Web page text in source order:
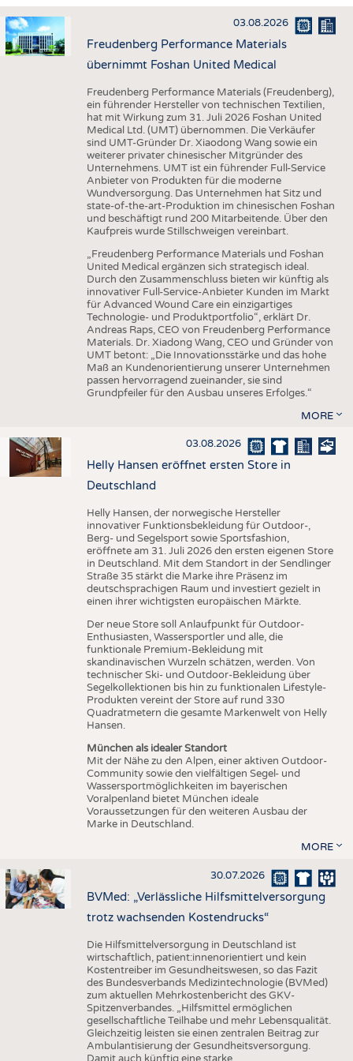
HAUS- UND HEIMTEXTILIEN
BEKLEIDUNG
TESTS
AUSSCHREIBUNGEN
DTV AUSSCHREIBUNGSDIENST
STATISTICS
DAUNENCHECK
ADRESSEN & LINKS
PUBLIKATIONEN
TERMINE
BRANCHENTERMINE
03.08.2026
Freudenberg Performance Materials
übernimmt Foshan United Medical
Freudenberg Performance Materials (Freudenberg),
ein führender Hersteller von technischen Textilien,
hat mit Wirkung zum 31. Juli 2026 Foshan United
Medical Ltd. (UMT) übernommen. Die Verkäufer
sind UMT-Gründer Dr. Xiaodong Wang sowie ein
weiterer privater chinesischer Mitgründer des
Unternehmens. UMT ist ein führender Full-Service
Anbieter von Produkten für die moderne
Wundversorgung. Das Unternehmen hat Sitz und
state-of-the-art-Produktion im chinesischen Foshan
und beschäftigt rund 200 Mitarbeitende. Über den
Kaufpreis wurde Stillschweigen vereinbart.
„Freudenberg Performance Materials und Foshan
United Medical ergänzen sich strategisch ideal.
Durch den Zusammenschluss bieten wir künftig als
innovativer Full-Service-Anbieter Kunden im Markt
für Advanced Wound Care ein einzigartiges
Technologie- und Produktportfolio“, erklärt Dr.
Andreas Raps, CEO von Freudenberg Performance
Materials. Dr. Xiadong Wang, CEO und Gründer von
UMT betont: „Die Innovationsstärke und das hohe
Maß an Kundenorientierung unserer Unternehmen
passen hervorragend zueinander, sie sind
Grundpfeiler für den Ausbau unseres Erfolges.“
MORE
03.08.2026
Helly Hansen eröffnet ersten Store in
Deutschland
Helly Hansen, der norwegische Hersteller
innovativer Funktionsbekleidung für Outdoor-,
Berg- und Segelsport sowie Sportsfashion,
eröffnete am 31. Juli 2026 den ersten eigenen Store
in Deutschland. Mit dem Standort in der Sendlinger
Straße 35 stärkt die Marke ihre Präsenz im
deutschsprachigen Raum und investiert gezielt in
einen ihrer wichtigsten europäischen Märkte.
Der neue Store soll Anlaufpunkt für Outdoor-
Enthusiasten, Wassersportler und alle, die
funktionale Premium-Bekleidung mit
skandinavischen Wurzeln schätzen, werden. Von
technischer Ski- und Outdoor-Bekleidung über
Segelkollektionen bis hin zu funktionalen Lifestyle-
Produkten vereint der Store auf rund 330
Quadratmetern die gesamte Markenwelt von Helly
Hansen.
München als idealer Standort
Mit der Nähe zu den Alpen, einer aktiven Outdoor-
Community sowie den vielfältigen Segel- und
Wassersportmöglichkeiten im bayerischen
Voralpenland bietet München ideale
Voraussetzungen für den weiteren Ausbau der
Marke in Deutschland.
MORE
30.07.2026
BVMed: „Verlässliche Hilfsmittelversorgung
trotz wachsenden Kostendrucks“
Die Hilfsmittelversorgung in Deutschland ist
wirtschaftlich, patient:innenorientiert und kein
Kostentreiber im Gesundheitswesen, so das Fazit
des Bundesverbands Medizintechnologie (BVMed)
zum aktuellen Mehrkostenbericht des GKV-
Spitzenverbandes. „Hilfsmittel ermöglichen
gesellschaftliche Teilhabe und mehr Lebensqualität.
Gleichzeitig leisten sie einen zentralen Beitrag zur
Ambulantisierung der Gesundheitsversorgung.
Damit auch künftig eine starke